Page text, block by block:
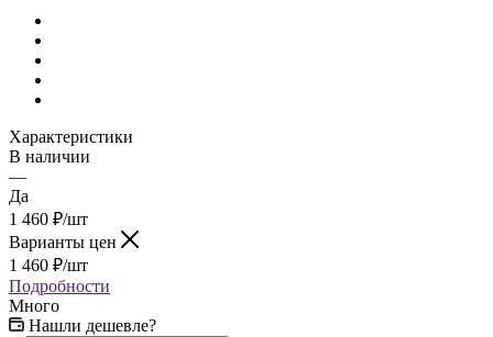
Характеристики
В наличии
—
Да
1 460 ₽/шт
Варианты цен
1 460 ₽/шт
Подробности
Много
Нашли дешевле?